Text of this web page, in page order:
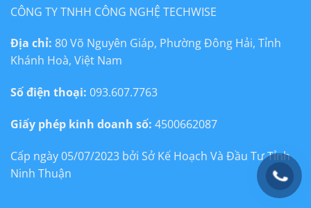
CÔNG TY TNHH CÔNG NGHỆ TECHWISE
Địa chỉ: 80 Võ Nguyên Giáp, Phường Đông Hải, Tỉnh
Khánh Hoà, Việt Nam
Số điện thoại: 093.607.7763
Giấy phép kinh doanh số: 4500662087
Cấp ngày 05/07/2023 bởi Sở Kế Hoạch Và Đầu Tư Tỉnh
Ninh Thuận